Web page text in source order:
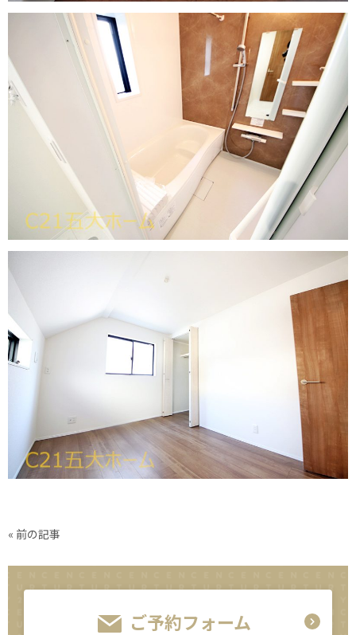
« 前の記事
ご予約フォーム